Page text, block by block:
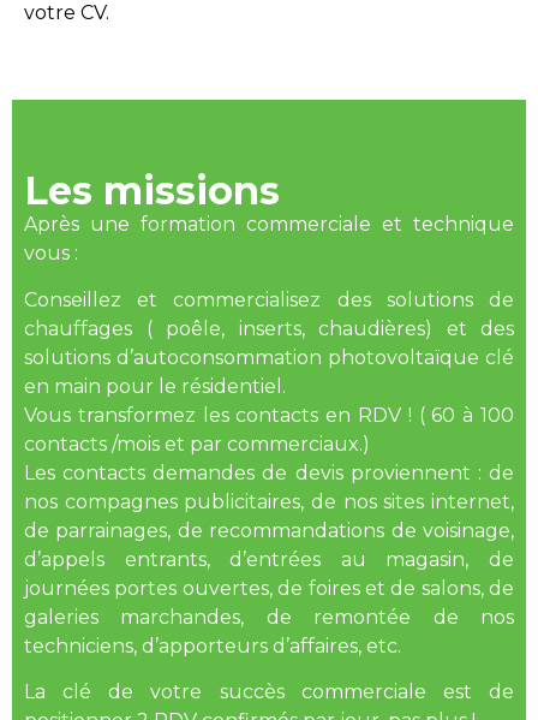
votre CV.
Les missions
Après une formation commerciale et technique
vous :
Conseillez et commercialisez des solutions de
chauffages ( poêle, inserts, chaudières) et des
solutions d’autoconsommation photovoltaïque clé
en main pour le résidentiel.
Vous transformez les contacts en RDV ! ( 60 à 100
contacts /mois et par commerciaux.)
Les contacts demandes de devis proviennent : de
nos compagnes publicitaires, de nos sites internet,
de parrainages, de recommandations de voisinage,
d’appels entrants, d’entrées au magasin, de
journées portes ouvertes, de foires et de salons, de
galeries marchandes, de remontée de nos
techniciens, d’apporteurs d’affaires, etc.
La clé de votre succès commerciale est de